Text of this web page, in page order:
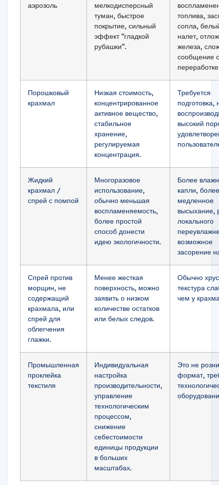
аэрозоль
мелкодисперсный
туман, быстрое
покрытие, сильный
эффект “гладкой
рубашки”.
топлива,
сопла,
налет,
железа,
сообщение
Порошковый
крахмал
Низкая стоимость,
концентрированное
активное вещество,
стабильное
хранение,
регулируемая
концентрация.
Требуется
подготовка,
высокий
Жидкий
крахмал /
спрей с помпой
Многоразовое
использование,
обычно меньшая
воспламеняемость,
более простой
способ донести
идею экологичности.
Более
капли, более
медленное
высыхание,
локального
возможное
засорение
Спрей против
морщин, не
содержащий
крахмала, или
спрей для
облегчения
глажки.
Менее жесткая
поверхность, можно
заявить о низком
количестве остатков
или белых следов.
Обычно
текстура
чем у
Промышленная
проклейка
текстиля
Индивидуальная
настройка
производительности,
управление
технологическим
процессом,
снижение
себестоимости
единицы продукции
в больших
масштабах.
Это не
формат,